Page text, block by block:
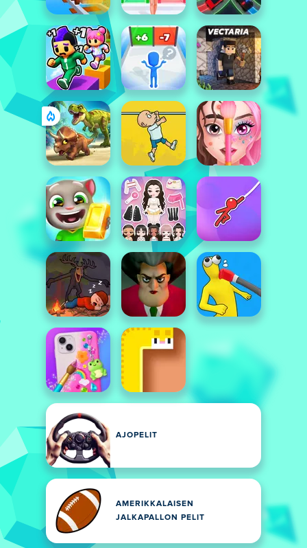
AJOPELIT
AMERIKKALAISEN
JALKAPALLON PELIT